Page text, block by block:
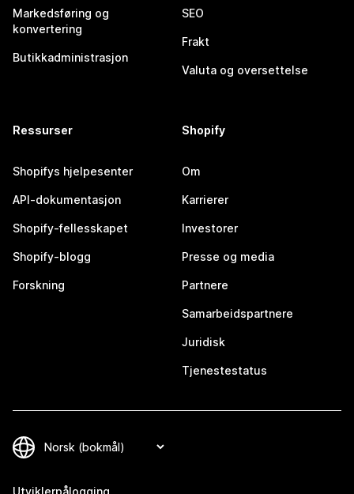
Markedsføring og
konvertering
Butikkadministrasjon
SEO
Frakt
Valuta og oversettelse
Ressurser
Shopifys hjelpesenter
API-dokumentasjon
Shopify-fellesskapet
Shopify-blogg
Forskning
Shopify
Om
Karrierer
Investorer
Presse og media
Partnere
Samarbeidspartnere
Juridisk
Tjenestestatus
Utviklerpålogging